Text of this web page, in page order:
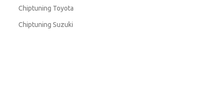
Chiptuning Toyota
Chiptuning Suzuki